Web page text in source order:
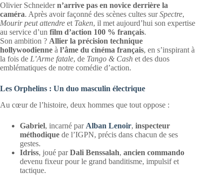
Olivier Schneidern’arrive pas en novice derrière la
caméra. Après avoir façonné des scènes cultes surSpectre,
Mourir peut attendre et Taken, il met aujourd’hui son expertise
au service d’un film d’action 100 % français.
Son ambition ? Allier la précision technique
hollywoodienne à l’âme du cinéma français, en s’inspirant à
la fois de L’Arme fatale, de Tango & Cash et des duos
emblématiques de notre comédie d’action.
Les Orphelins : Un duo masculin électrique
Au cœur de l’histoire, deux hommes que tout oppose :
Gabriel, incarné par Alban Lenoir, inspecteur
méthodique de l’IGPN, précis dans chacun de ses
gestes.
Idriss, joué parDali Benssalah, ancien commando
devenu fixeur pour le grand banditisme, impulsif et
tactique.